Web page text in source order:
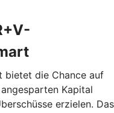
bietet die Chance auf
Kapital
erzielen. Das